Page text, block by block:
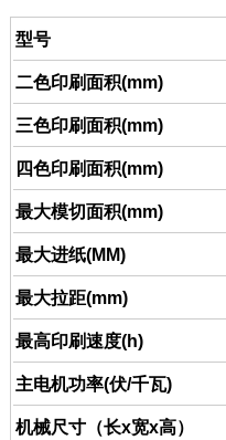
型号
二色印刷面积(mm)
三色印刷面积(mm)
四色印刷面积(mm)
最大模切面积(mm)
最大进纸(MM)
最大拉距(mm)
最高印刷速度(h)
主电机功率(伏/千瓦)
机械尺寸（长x宽x高）